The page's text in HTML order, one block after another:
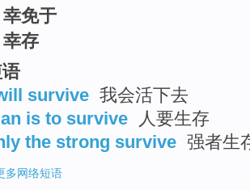
幸免于
幸存
survive 我会活下去
is to survive
人要生存
the strong survive 强者生
多网络短语